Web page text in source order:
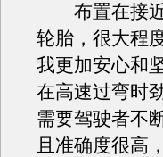
布置在接近
轮胎，很大程
我更加安心和
在高速过弯时
需要驾驶者不
且准确度很高